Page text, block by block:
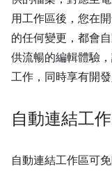
用工作區後，您在
的任何變更，都會
供流暢的編輯體驗
工作，同時享有開
自動連結工
自動連結工作區可